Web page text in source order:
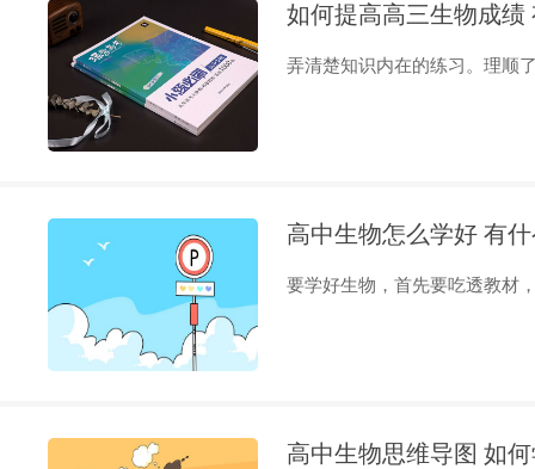
如何提高高三生物成绩
弄清楚知识内在的练习。理顺
高中生物怎么学好 有
要学好生物，首先要吃透教材
高中生物思维导图 如